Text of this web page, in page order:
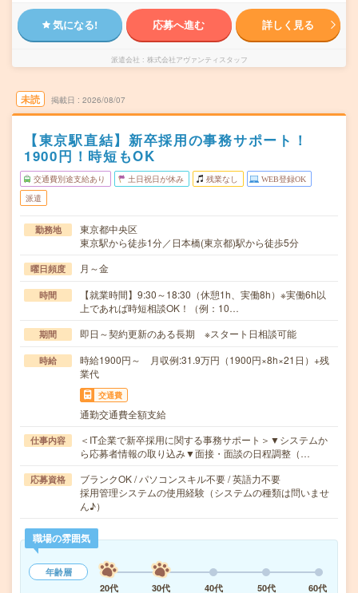
気になる! 応募へ進む 詳しく見る
派遣会社 株式会社アヴァンティスタッフ
未読 掲載日 2026/08/07
【東京駅直結】新卒採用の事務サポート！
1900円！時短もOK
交通費別途支給あり 土日祝日が休み 残業なし WEB登録OK
派遣
勤務地
東京都中央区
東京駅から徒歩1分／日本橋(東京都)駅から徒歩5分
曜日頻度 月～金
時間
【就業時間】9:30～18:30（休憩1h、実働8h）※実働6h以
上であれば時短相談OK！（例：10…
期間 即日～契約更新のある長期 ※スタート日相談可能
時給
時給1900円～ 月収例:31.9万円（1900円×8h×21日）+残
業代
交通費
通勤交通費全額支給
仕事内容
＜IT企業で新卒採用に関する事務サポート＞▼システムか
ら応募者情報の取り込み▼面接・面談の日程調整（…
応募資格
ブランクOK / パソコンスキル不要 / 英語力不要
採用管理システムの使用経験（システムの種類は問いませ
ん♪）
職場の雰囲気
年齢層
20代
30代 40代 50代 60代